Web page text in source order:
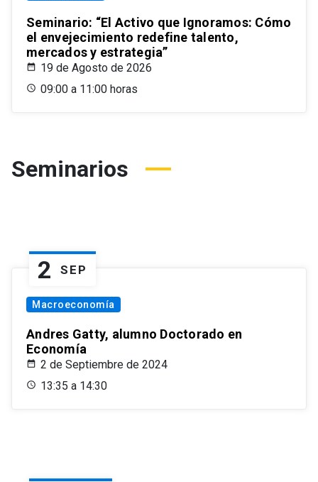
Seminario: “El Activo que Ignoramos: Cómo
el envejecimiento redefine talento,
mercados y estrategia”
19 de Agosto de 2026
09:00 a 11:00 horas
Seminarios
2 SEP
Macroeconomía
Andres Gatty, alumno Doctorado en
Economía
2 de Septiembre de 2024
13:35 a 14:30